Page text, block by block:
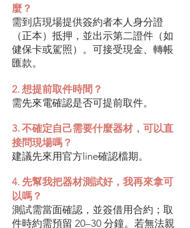
麼？
需到店現場提供簽約者本人身分證
（正本）抵押，並出示第二證件（如
健保卡或駕照）。可接受現金、轉帳
匯款。
2. 想提前取件時間？
需先來電確認是否可提前取件。
3. 不確定自己需要什麼器材，可以直
接問現場嗎？
建議先來用官方line確認檔期。
4. 先幫我把器材測試好，我再來拿可
以嗎？
測試需當面確認，並簽借用合約；取
件時約需預留 20–30 分鐘。若無法親